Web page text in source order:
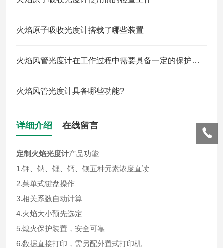
火焰原子吸收光度计搭载了哪些装置
火焰风管光度计在工作过程中需要具备一定的保护装置
火焰风管光度计具备哪些功能?
详细介绍 在线留言
定制火焰光度计产品功能
1.钾、钠、锂、钙、钡五种元素浓度直读
2.菜单式键盘操作
3.相关系数自动计算
4.火焰大小预先选定
5.熄火保护装置，安全可靠
6.数据直接打印，需另配外置式打印机